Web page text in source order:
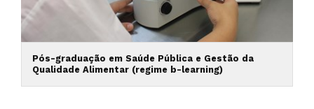
Pós-graduação em Saúde Pública e Gestão da
Qualidade Alimentar (regime b-learning)